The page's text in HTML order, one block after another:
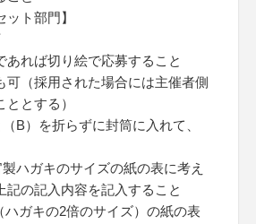
ット部門】
れば切り絵で応募すること
（採用された場合には主催者側
とする）
B）を折らずに封筒に入れて、
製ハガキのサイズの紙の表に考え
記の記入内容を記入すること
ハガキの2倍のサイズ）の紙の表